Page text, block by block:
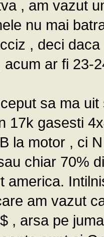
, am vazut
nu mai
, deci
acum ar fi 23-
sa ma
17k gasesti
la motor , ci
chiar 70%
america.
am vazut
, arsa pe